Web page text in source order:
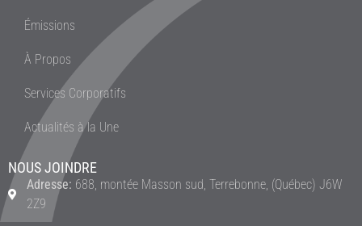
Émissions
À Propos
Services Corporatifs
Actualités à la Une
NOUS JOINDRE
Adresse: 688, montée Masson sud, Terrebonne, (Québec) J6W
2Z9